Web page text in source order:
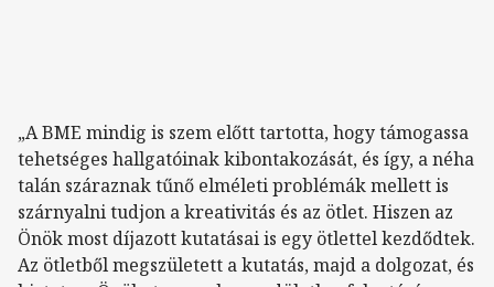
„A BME mindig is szem előtt tartotta, hogy támogassa
tehetséges hallgatóinak kibontakozását, és így, a néha
talán száraznak tűnő elméleti problémák mellett is
szárnyalni tudjon a kreativitás és az ötlet. Hiszen az
Önök most díjazott kutatásai is egy ötlettel kezdődtek.
Az ötletből megszületett a kutatás, majd a dolgozat, és